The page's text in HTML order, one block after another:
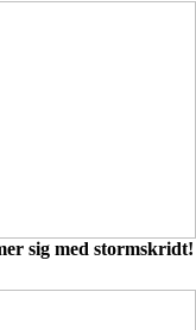
sig med stormskridt!